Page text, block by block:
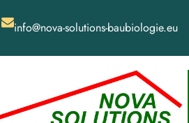
info@nova-solutions-baubiologie.eu